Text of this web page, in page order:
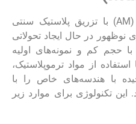
اگرچه پرینت سه بعدی (AM) با تزریق پلاستیک سنتی
نوظهور در حال ایجاد تحولاتی
حجم کم و نمونه‌های اولیه
از مواد ترموپلاستیک،
با هندسه‌های خاص را با
تکنولوژی برای موارد زیر